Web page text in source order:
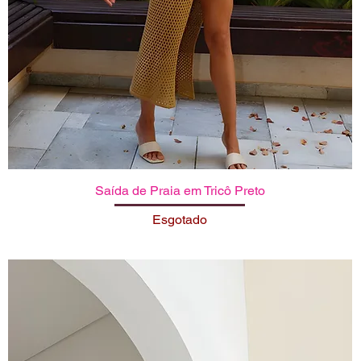
Visualização rápida
Saída de Praia em Tricô Preto
Esgotado